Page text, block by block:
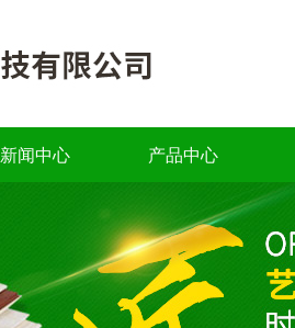
新闻中心 产品中心